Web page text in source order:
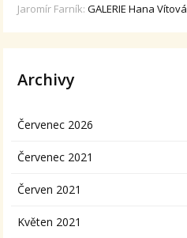
Jaromír Farník:GALERIE Hana Vítová
Archivy
Červenec 2026
Červenec 2021
Červen 2021
Květen 2021